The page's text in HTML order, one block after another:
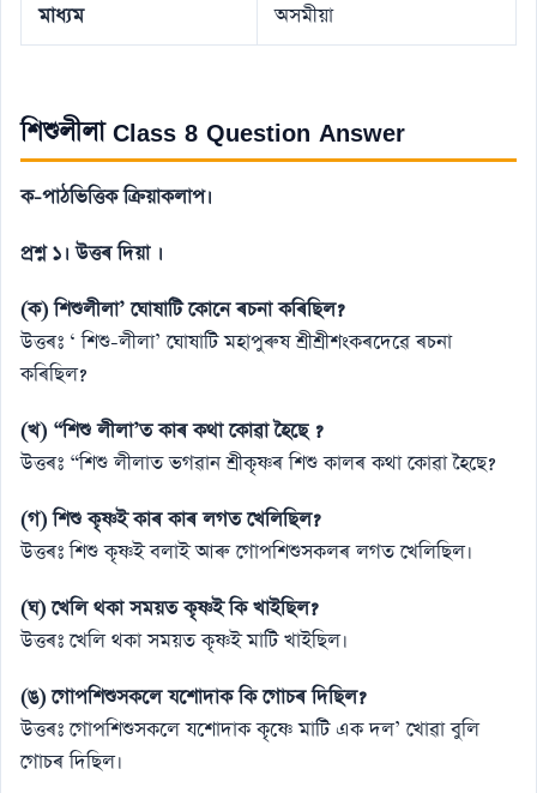
মাধ্যম অসমীয়া
শিশুলীলা Class 8 Question Answer
ক-পাঠভিত্তিক ক্রিয়াকলাপ।
প্রশ্ন ১। উত্তৰ দিয়া ।
(ক) শিশুলীলা’ ঘােষাটি কোনে ৰচনা কৰিছিল?
উত্তৰঃ ‘ শিশু-লীলা’ ঘােষাটি মহাপুৰুষ শ্ৰীশ্ৰীশংকৰদেৱে ৰচনা
কৰিছিল?
(খ) “শিশু লীলা’ত কাৰ কথা কোৱা হৈছে ?
উত্তৰঃ “শিশু লীলাত ভগৱান শ্ৰীকৃষ্ণৰ শিশু কালৰ কথা কোৱা হৈছে?
(গ) শিশু কৃষ্ণই কাৰ কাৰ লগত খেলিছিল?
উত্তৰঃ শিশু কৃষ্ণই বলাই আৰু গােপশিশুসকলৰ লগত খেলিছিল।
(ঘ) খেলি থকা সময়ত কৃষ্ণই কি খাইছিল?
উত্তৰঃ খেলি থকা সময়ত কৃষ্ণই মাটি খাইছিল।
(ঙ) গােপশিশুসকলে যশােদাক কি গােচৰ দিছিল?
উত্তৰঃ গোপশিশুসকলে যশােদাক কৃষ্ণে মাটি এক দল’ খােৱা বুলি
গােচৰ দিছিল।